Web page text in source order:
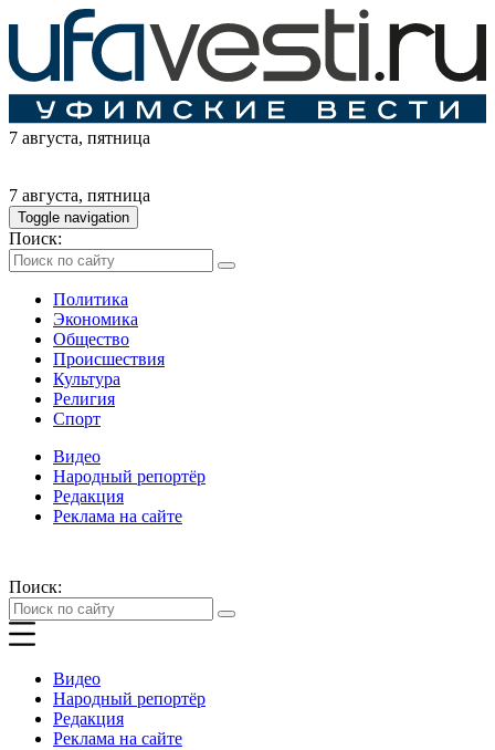
7 августа, пятница
7 августа, пятница
Toggle navigation
Поиск:
Политика
Экономика
Общество
Происшествия
Культура
Религия
Спорт
Видео
Народный репортёр
Редакция
Реклама на сайте
Поиск:
Видео
Народный репортёр
Редакция
Реклама на сайте